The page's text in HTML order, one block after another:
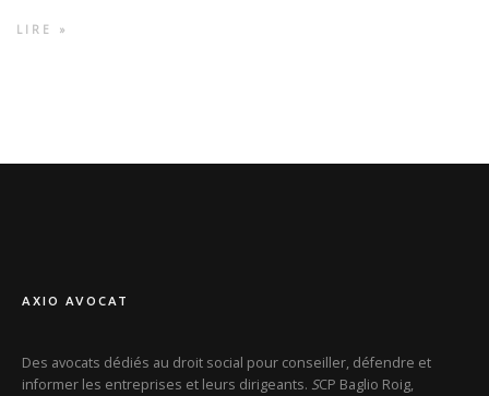
LIRE »
AXIO AVOCAT
Des avocats dédiés au droit social pour conseiller, défendre et
informer les entreprises et leurs dirigeants. SCP Baglio Roig,